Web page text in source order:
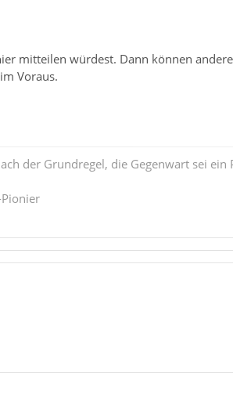
mitteilen würdest. Dann können
Voraus.
der Grundregel, die Gegenwart sei